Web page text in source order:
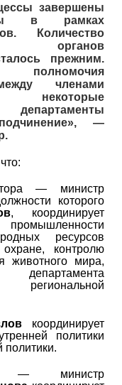
завершены
в рамках
Количество
органов
прежним.
полномочия
членами
некоторые
—
— министр
которого
, координирует
ресурсов
контролю
животного мира,
департамента
региональной
координирует
политики
— министр